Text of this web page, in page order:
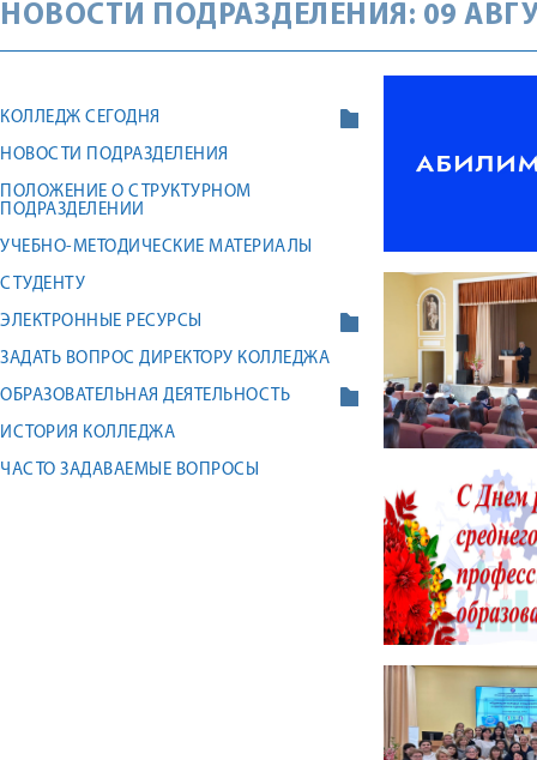
НОВОСТИ ПОДРАЗДЕЛЕНИЯ: 09
КОЛЛЕДЖ СЕГОДНЯ
НОВОСТИ ПОДРАЗДЕЛЕНИЯ
ПОЛОЖЕНИЕ О СТРУКТУРНОМ
ПОДРАЗДЕЛЕНИИ
УЧЕБНО-МЕТОДИЧЕСКИЕ МАТЕРИАЛЫ
СТУДЕНТУ
ЭЛЕКТРОННЫЕ РЕСУРСЫ
ЗАДАТЬ ВОПРОС ДИРЕКТОРУ КОЛЛЕДЖА
ОБРАЗОВАТЕЛЬНАЯ ДЕЯТЕЛЬНОСТЬ
ИСТОРИЯ КОЛЛЕДЖА
ЧАСТО ЗАДАВАЕМЫЕ ВОПРОСЫ